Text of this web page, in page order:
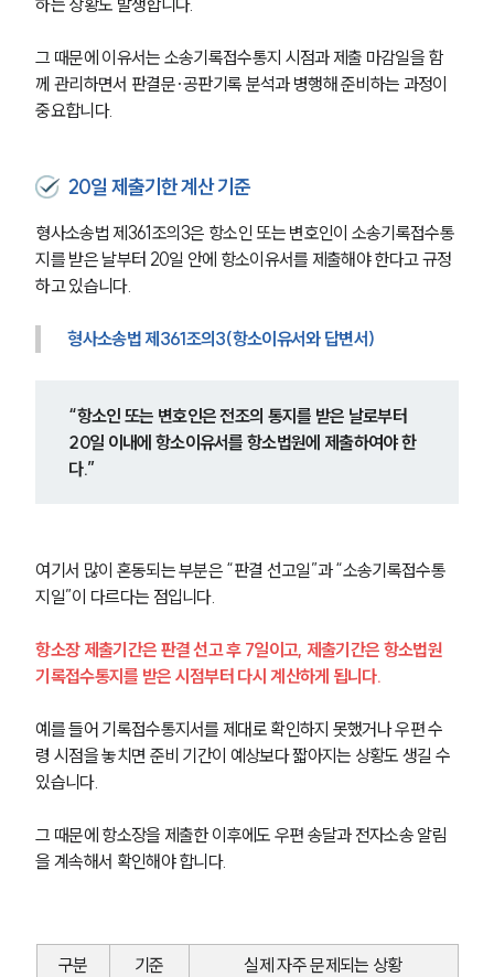
그룹소개
대륜의 강점
AI대륜
형사 주요 업무사례
형사 법률정보
법률지식인
형사소송·상담후기
업무분야
그 때문에 이유서는 소송기록접수통지 시점과 제출 마감일을 함
께 관리하면서 판결문·공판기록 분석과 병행해 준비하는 과정이
중요합니다.
20일 제출기한 계산 기준
형사소송법 제361조의3은 항소인 또는 변호인이 소송기록접수통
지를 받은 날부터 20일 안에 항소이유서를 제출해야 한다고 규정
하고 있습니다.
형사소송법 제361조의3(항소이유서와 답변서)
“항소인 또는 변호인은 전조의 통지를 받은 날로부터
20일 이내에 항소이유서를 항소법원에 제출하여야 한
다.”
여기서 많이 혼동되는 부분은 “판결 선고일”과 “소송기록접수통
지일”이 다르다는 점입니다.
항소장 제출기간은 판결 선고 후 7일이고, 제출기간은 항소법원
기록접수통지를 받은 시점부터 다시 계산하게 됩니다.
예를 들어 기록접수통지서를 제대로 확인하지 못했거나 우편 수
령 시점을 놓치면 준비 기간이 예상보다 짧아지는 상황도 생길 수
있습니다.
그 때문에 항소장을 제출한 이후에도 우편 송달과 전자소송 알림
을 계속해서 확인해야 합니다.
구분 기준 실제 자주 문제되는 상황